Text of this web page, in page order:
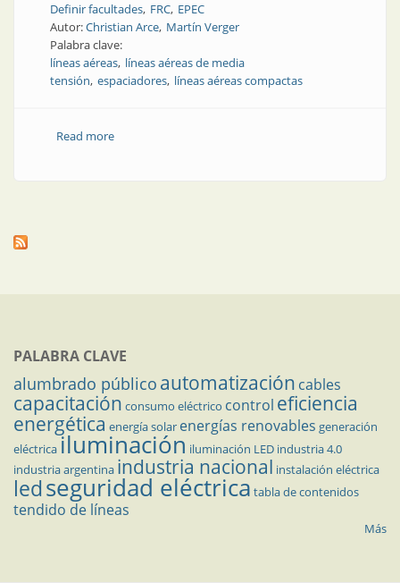
Definir facultades FRC EPEC
Autor:Christian Arce Martín Verger
Palabra clave:
líneas aéreas líneas aéreas de media
tensión espaciadores líneas aéreas compactas
Read moreabout Nota técnica | Implementación de líneas
PALABRA CLAVE
alumbrado público automatización cables
capacitación consumo eléctrico control eficiencia
energética energía solar energías renovables generación
eléctricailuminación iluminación LED industria 4.0
industria argentina industria nacional instalación eléctrica
ledseguridad eléctrica tabla de contenidos
tendido de líneas
Más